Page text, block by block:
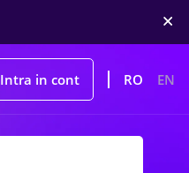
Intra in cont RO EN